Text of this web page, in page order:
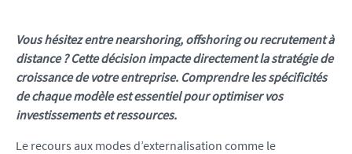
Vous hésitez entre nearshoring, offshoring ou recrutement à
distance ? Cette décision impacte directement la stratégie de
croissance de votre entreprise. Comprendre les spécificités
de chaque modèle est essentiel pour optimiser vos
investissements et ressources.
Le recours aux modes d’externalisation comme le